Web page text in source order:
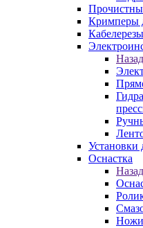
Кримперы
Кабелерезы
Назад
Установки
Оснастка
Назад
Ножи